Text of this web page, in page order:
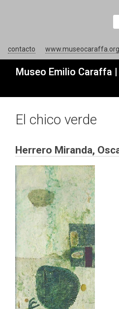
contacto
Museo Emilio Caraffa
El chico verde
Herrero Miranda,